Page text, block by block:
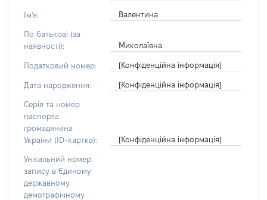
Ім'я: Валентина
По батькові (за
наявності):
Миколаївна
Податковий номер: [Конфіденційна інформація]
Дата народження: [Конфіденційна інформація]
Серія та номер
паспорта
громадянина
України (ID-картка):
[Конфіденційна інформація]
Унікальний номер
запису в Єдиному
державному
демографічному